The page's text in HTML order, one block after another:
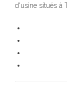
d'usine situés à